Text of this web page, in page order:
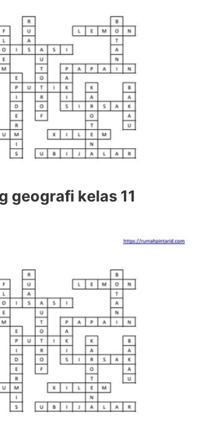
geografi kelas 11